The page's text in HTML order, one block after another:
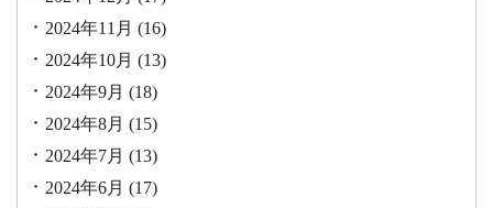
2024年11月 (16)
2024年10月 (13)
2024年9月 (18)
2024年8月 (15)
2024年7月 (13)
2024年6月 (17)